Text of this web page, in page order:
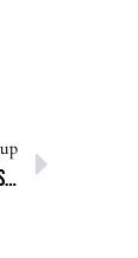
Öğretmenlerimden tehditler aldım, bu durumu aileme söylemezsem kendileri söyleyeceklermiş